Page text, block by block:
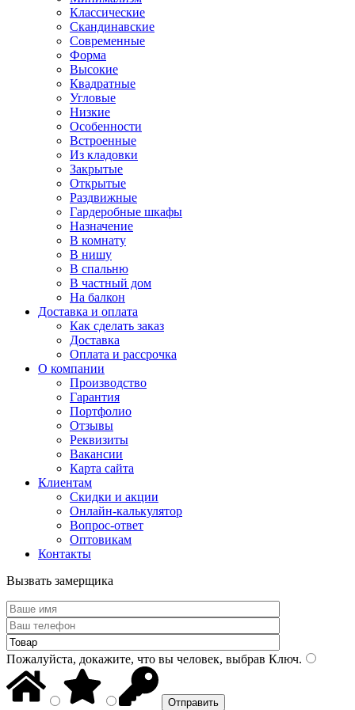
Классические
Скандинавские
Современные
Форма
Высокие
Квадратные
Угловые
Низкие
Особенности
Встроенные
Из кладовки
Закрытые
Открытые
Раздвижные
Гардеробные шкафы
Назначение
В комнату
В нишу
В спальню
В частный дом
На балкон
Доставка и оплата
Как сделать заказ
Доставка
Оплата и рассрочка
О компании
Производство
Гарантия
Портфолио
Отзывы
Реквизиты
Вакансии
Карта сайта
Клиентам
Скидки и акции
Онлайн-калькулятор
Вопрос-ответ
Оптовикам
Контакты
Вызвать замерщика
Пожалуйста, докажите, что вы человек, выбрав Ключ.